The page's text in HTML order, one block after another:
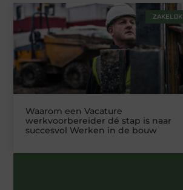
ZAKELIJK
Waarom een Vacature
werkvoorbereider dé stap is naar
succesvol Werken in de bouw